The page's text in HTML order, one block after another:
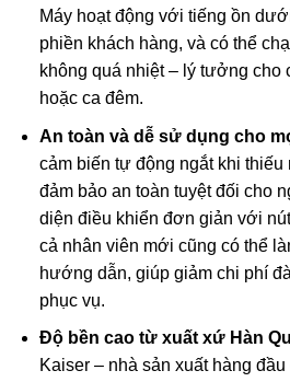
Máy hoạt động với tiếng ồn
phiền khách hàng, và có thể
không quá nhiệt – lý tưởng cho
hoặc ca đêm.
An toàn và dễ sử dụng cho
cảm biến tự động ngắt khi
đảm bảo an toàn tuyệt đối cho
diện điều khiển đơn giản với
cả nhân viên mới cũng có thể
hướng dẫn, giúp giảm chi phí
phục vụ.
Độ bền cao từ xuất xứ Hàn
Kaiser – nhà sản xuất hàng